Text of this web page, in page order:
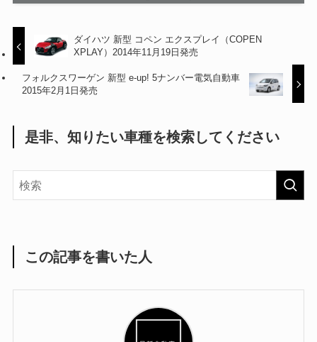
ダイハツ 新型 コペン エクスプレイ（COPEN
XPLAY）2014年11月19日発売
フォルクスワーゲン 新型 e-up! 5ナンバー電気自動車
2015年2月1日発売
是非、知りたい車種を検索してください
この記事を書いた人